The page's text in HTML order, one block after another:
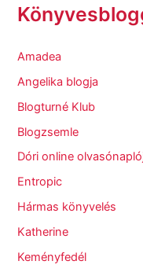
Amadea
Angelika blogja
Blogturné Klub
Blogzsemle
Dóri online
Entropic
Hármas könyvelés
Katherine
Keményfedél